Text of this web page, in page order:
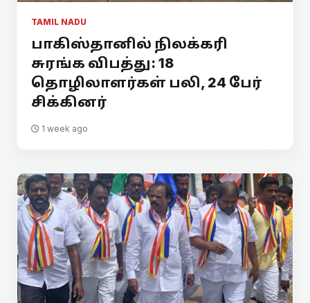
TAMIL NADU
பாகிஸ்தானில் நிலக்கரி
சுரங்க விபத்து: 18
தொழிலாளர்கள் பலி, 24 பேர்
சிக்கினர்
1 week ago